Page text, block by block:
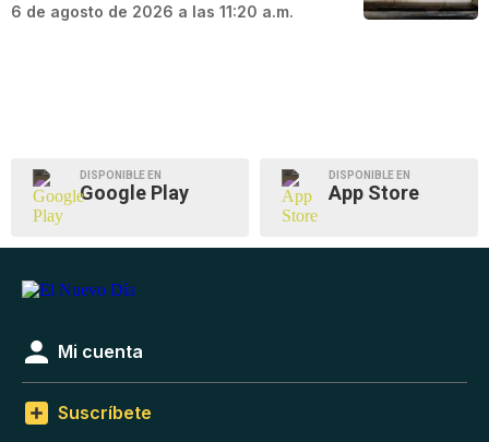
6 de agosto de 2026 a las 11:20 a.m.
DISPONIBLE EN
Google Play
DISPONIBLE EN
App Store
Mi cuenta
Suscríbete